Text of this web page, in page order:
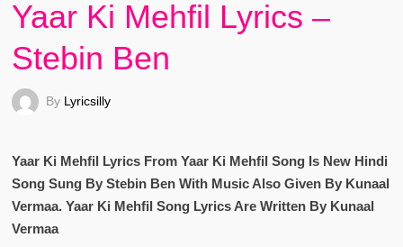
Yaar Ki Mehfil Lyrics –
Stebin Ben
By Lyricsilly
Yaar Ki Mehfil Lyrics From Yaar Ki Mehfil Song Is New Hindi
Song Sung By Stebin Ben With Music Also Given By Kunaal
Vermaa. Yaar Ki Mehfil Song Lyrics Are Written By Kunaal
Vermaa